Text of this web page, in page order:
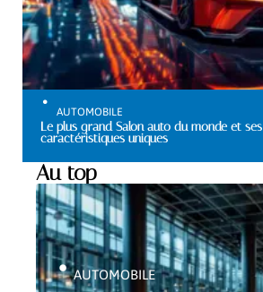
AUTOMOBILE
Le plus grand Salon auto du monde et ses
caractéristiques uniques
Au top
AUTOMOBILE